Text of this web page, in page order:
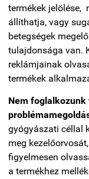
termékek jelölése,
állíthatja, vagy
betegségek
tulajdonsága van.
reklámjainak
termékek
Nem foglalkozunk
gyógyászati céllal
meg
figyelmesen
a termékhez